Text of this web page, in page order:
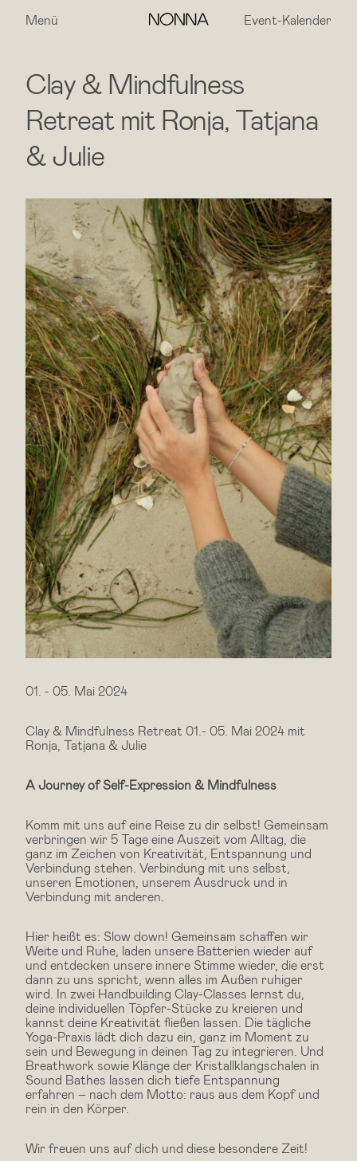
Menü Event-Kalender
Clay & Mindfulness
Retreat mit Ronja, Tatjana
& Julie
01. - 05. Mai 2024
Clay & Mindfulness Retreat 01.- 05. Mai 2024 mit
Ronja, Tatjana & Julie
A Journey of Self-Expression & Mindfulness
Komm mit uns auf eine Reise zu dir selbst! Gemeinsam
verbringen wir 5 Tage eine Auszeit vom Alltag, die
ganz im Zeichen von Kreativität, Entspannung und
Verbindung stehen. Verbindung mit uns selbst,
unseren Emotionen, unserem Ausdruck und in
Verbindung mit anderen.
Hier heißt es: Slow down! Gemeinsam schaffen wir
Weite und Ruhe, laden unsere Batterien wieder auf
und entdecken unsere innere Stimme wieder, die erst
dann zu uns spricht, wenn alles im Außen ruhiger
wird. In zwei Handbuilding Clay-Classes lernst du,
deine individuellen Töpfer-Stücke zu kreieren und
kannst deine Kreativität fließen lassen. Die tägliche
Yoga-Praxis lädt dich dazu ein, ganz im Moment zu
sein und Bewegung in deinen Tag zu integrieren. Und
Breathwork sowie Klänge der Kristallklangschalen in
Sound Bathes lassen dich tiefe Entspannung
erfahren – nach dem Motto: raus aus dem Kopf und
rein in den Körper.
Wir freuen uns auf dich und diese besondere Zeit!